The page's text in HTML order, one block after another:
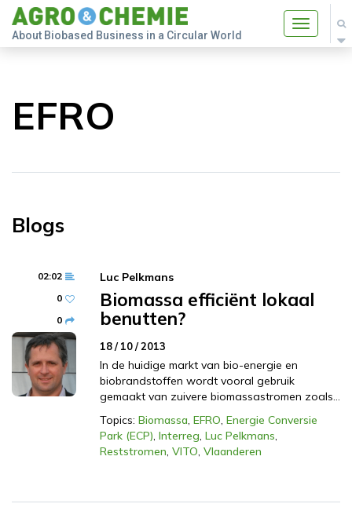
Toggle
About Biobased Business in a Circular World
EFRO
Blogs
02:02
0
0
Luc Pelkmans
Biomassa efficiënt lokaal
benutten?
18 / 10 / 2013
In de huidige markt van bio-energie en
biobrandstoffen wordt vooral gebruik
gemaakt van zuivere biomassastromen zoals…
Topics: Biomassa, EFRO, Energie Conversie
Park (ECP), Interreg, Luc Pelkmans,
Reststromen, VITO, Vlaanderen